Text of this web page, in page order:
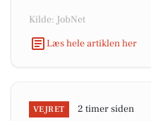
Kilde: JobNet
Læs hele artiklen her
VEJRET 2 timer siden